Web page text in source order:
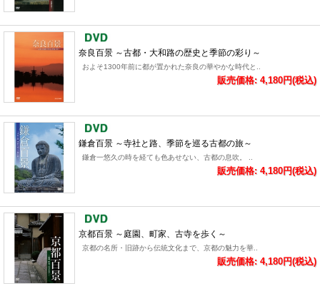
奈良百景 ～古都・大和路の歴史と季節の彩り～
およそ1300年前に都が置かれた奈良の華やかな時代と..
販売価格: 4,180円(税込)
鎌倉百景 ～寺社と路、季節を巡る古都の旅～
鎌倉一悠久の時を経ても色あせない、古都の息吹。 ..
販売価格: 4,180円(税込)
京都百景 ～庭園、町家、古寺を歩く～
京都の名所・旧跡から伝統文化まで、京都の魅力を華..
販売価格: 4,180円(税込)